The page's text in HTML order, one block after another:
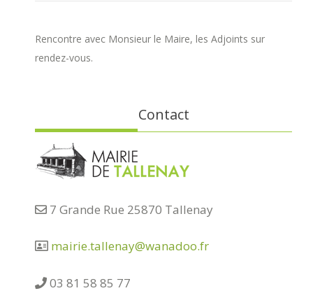
Rencontre avec Monsieur le Maire, les Adjoints sur
rendez-vous.
Contact
7 Grande Rue 25870 Tallenay
mairie.tallenay@wanadoo.fr
03 81 58 85 77